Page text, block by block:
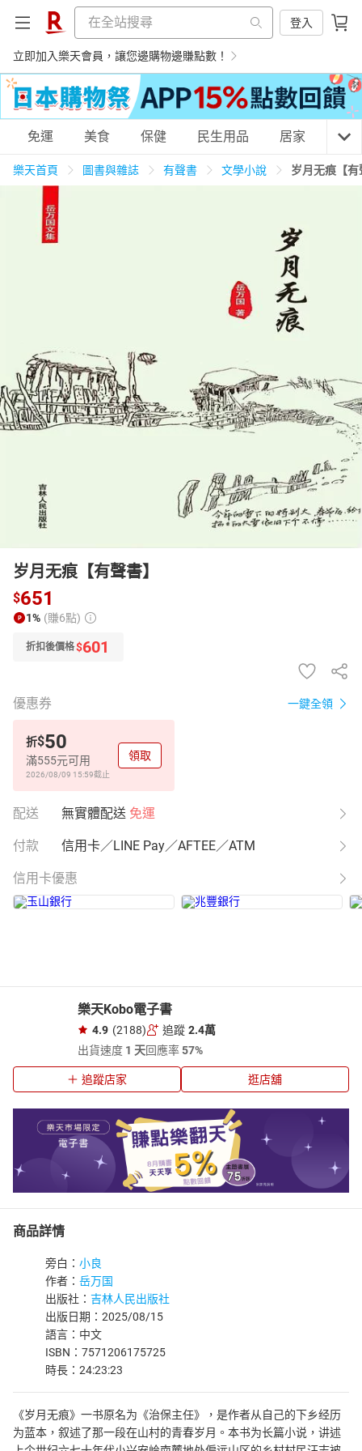
登入
立即加入樂天會員，讓您邊購物邊賺點數！
購物網分類
天天免運
運動休閒 親子玩具
女裝 男裝
日本購物 電子/紙本書
免運 美食 保健 民生用品 居家 3C
樂天首頁 圖書與雜誌 有聲書 文學小說 岁月无痕【有
岁月无痕【有聲書】
$651
1% (賺6點)
折扣後價格$601
優惠券 一鍵全領
折$50
滿555元可用
2026/08/09 15:59截止
領取
配送 無實體配送 免運
付款 信用卡／LINE Pay／AFTEE／ATM
信用卡優惠
樂天Kobo電子書
4.9 (2188) 追蹤 2.4萬
出貨速度 1 天回應率57%
追蹤店家 逛店舖
商品詳情
旁白： 小良
作者： 岳万国
出版社： 吉林人民出版社
出版日期：2025/08/15
語言：中文
ISBN：7571206175725
時長：24:23:23
《岁月无痕》一书原名为《治保主任》，是作者从自己的下乡经历
为蓝本，叙述了那一段在山村的青春岁月。本书为长篇小说，讲述